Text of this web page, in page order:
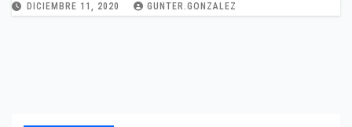
DICIEMBRE 11, 2020 GUNTER.GONZALEZ